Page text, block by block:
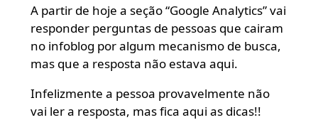
A partir de hoje a seção “Google Analytics” vai
responder perguntas de pessoas que cairam
no infoblog por algum mecanismo de busca,
mas que a resposta não estava aqui.
Infelizmente a pessoa provavelmente não
vai ler a resposta, mas fica aqui as dicas!!